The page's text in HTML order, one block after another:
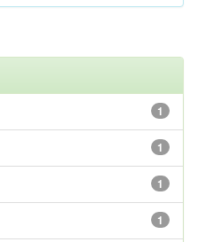
1
1
1
1